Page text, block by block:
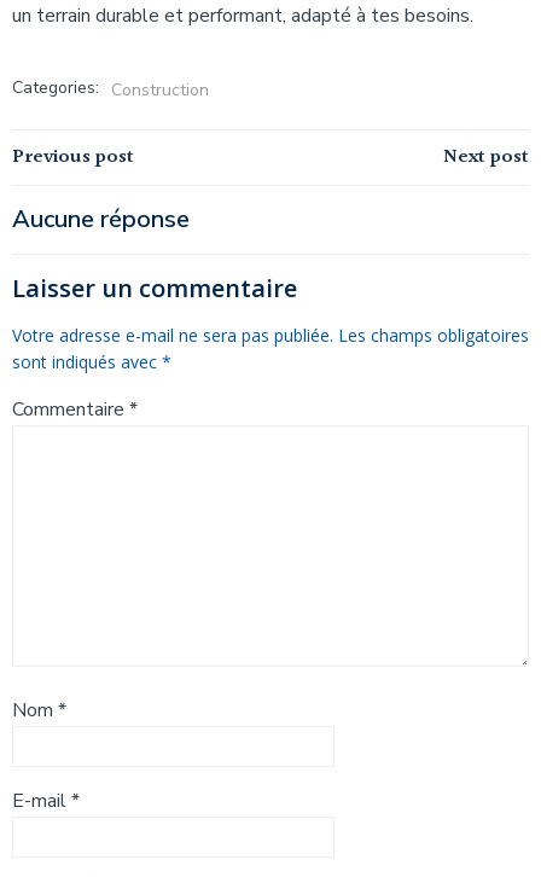
un terrain durable et performant, adapté à tes besoins.
Categories: Construction
Navigation
de
l’article
Previous post Navigation
l’article
Next post
Aucune réponse
Laisser un commentaire
Votre adresse e-mail ne sera pas publiée. Les champs obligatoires
sont indiqués avec *
Commentaire *
Nom *
E-mail*